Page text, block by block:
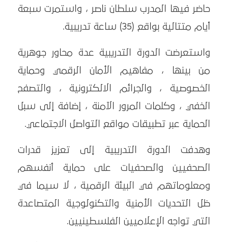
حاضر فيها المدرب سلطان ناصر ، واستمرت سبعة
أيام متتالية بواقع (35) ساعة تدريبية.
واستعرضت الدورة التدريبية عدة محاور جوهرية
من بينها ، مفاهيم الأمان الرقمي وحماية
الخصوصية ، والجرائم الالكترونية ، والتصفح
الخفي ، وكلمات المرور الآمنة ، إضافة إلى سبل
الحماية عبر تطبيقات مواقع التواصل الاجتماعي.
وهدفت الدورة التدريبية إلى تعزيز قدرات
الصحفيين والصحفيات على حماية أنفسهم
ومعلوماتهم في البيئة الرقمية ، لا سيما في
ظل التحديات الأمنية والتكنولوجية المتصاعدة
التي تواجه الإعلاميين الفلسطينيين.